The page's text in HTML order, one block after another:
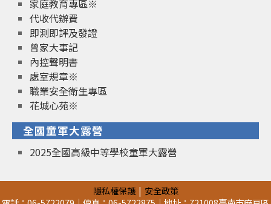
家庭教育專區※
代收代辦費
即測即評及發證
曾家大事記
內控聲明書
處室規章※
職業安全衛生專區
花城心苑※
全國童軍大露營
2025全國高級中等學校童軍大露營
隱私權保護
安全政策